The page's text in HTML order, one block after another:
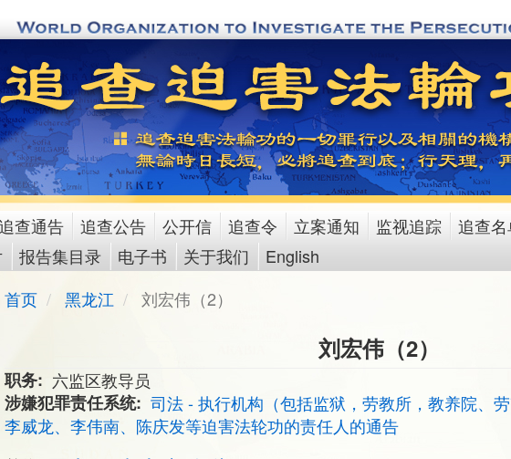
查通告 追查公告 公开信 追查令 立案通知 监视追踪 追查
报告集目录 电子书 关于我们 English
首页 黑龙江 刘宏伟（2）
刘宏伟（2）
职务
六监区教导员
涉嫌犯罪责任系统
司法 - 执行机构（包括监狱，劳教所，教养院、劳
李威龙、李伟南、陈庆发等迫害法轮功的责任人的通告